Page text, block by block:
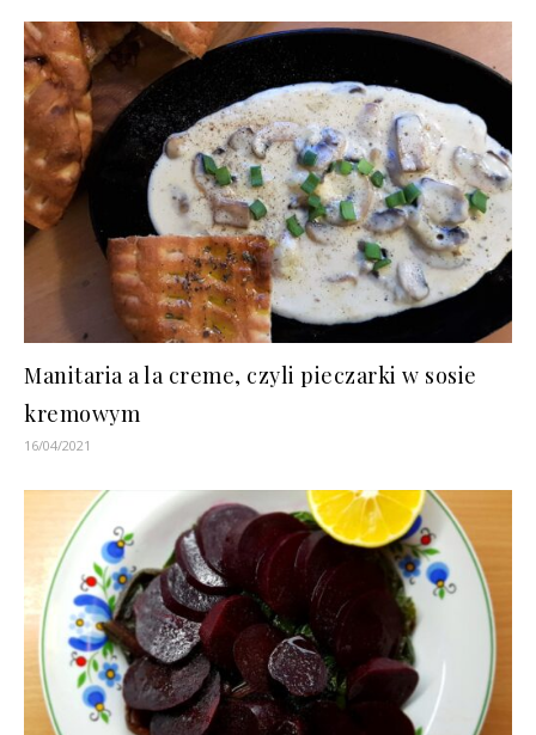
Manitaria a la creme, czyli pieczarki w sosie
kremowym
16/04/2021